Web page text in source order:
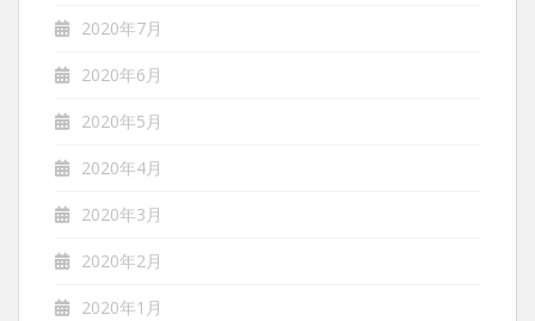
2020年7月
2020年6月
2020年5月
2020年4月
2020年3月
2020年2月
2020年1月